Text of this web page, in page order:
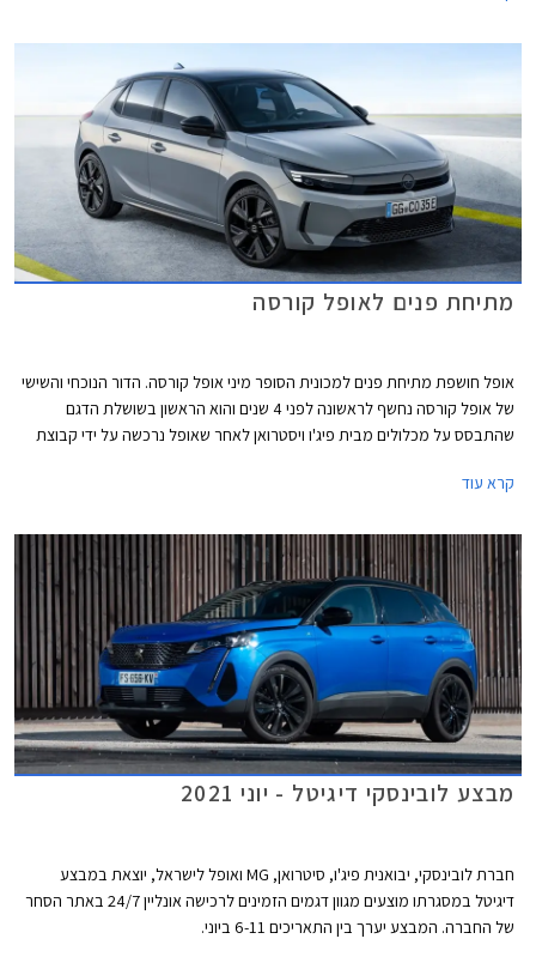
מתיחת פנים לאופל קורסה
אופל חושפת מתיחת פנים למכונית הסופר מיני אופל קורסה. הדור הנוכחי והשישי
של אופל קורסה נחשף לראשונה לפני 4 שנים והוא הראשון בשושלת הדגם
שהתבסס על מכלולים מבית פיג'ו ויסטרואן לאחר שאופל נרכשה על ידי קבוצת
כחלק מאסטרטגיית החשמול של הקבוצה. באירופה נהנה הדור הנוכחי של אופל
מיני הנמכרת ביותר בגרמניה.
קרא עוד
מבצע לובינסקי דיגיטל - יוני 2021
חברת לובינסקי, יבואנית פיג'ו, סיטרואן, MG ואופל לישראל, יוצאת במבצע
דיגיטל במסגרתו מוצעים מגוון דגמים הזמינים לרכישה אונליין 24/7 באתר הסחר
של החברה. המבצע יערך בין התאריכים 6-11 ביוני.